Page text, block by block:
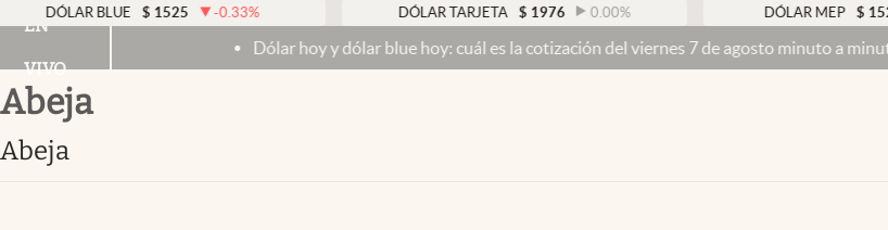
Otras secciones
Infotechnology
DÓLAR BLUE $ 1525 -0.33% DÓLAR TARJETA $ 1976 0.00% DÓLAR MEP $ 1526,03
EN
VIVO
Dólar hoy y dólar blue hoy: cuál es la cotización del viernes 7 de agosto minuto a minuto
abeja
abeja